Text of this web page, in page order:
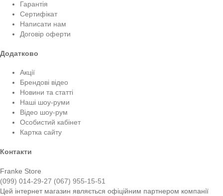
Гарантія
Сертифікат
Написати нам
Договір оферти
Додатково
Акції
Брендові відео
Новини та статті
Наші шоу-руми
Відео шоу-рум
Особистий кабінет
Картка сайту
Контакти
Franke Store
(099) 014-29-27 (067) 955-15-51
Цей інтернет магазин являється офіційним партнером компанії